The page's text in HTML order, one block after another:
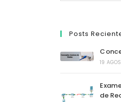
Posts
19
de